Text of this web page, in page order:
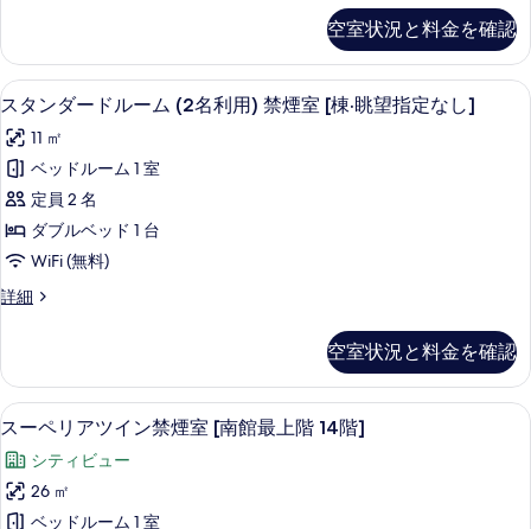
て
の
写
真
を
表
示
す
る
階
17
階
以
上】)
の
す
べ
て
真
を
表
示
す
詳
細
下]
の
す
べ
て
の
写
真
を
示
す
る
以
下]
の
詳
細
禁
煙
室
[本
館
高
層
階
17
上]
の
す
べ
て
ー
ム
(1
利
用)
禁
煙
室
[本
館
高
階
以
上]
の
詳
細
空室状況と料金を確認
ス
タ
ン
ダ
ー
ド
ー
(2
名
利
用)
禁
煙
羽毛の掛け布団、デスク、遮光カー
38
スタンダードルーム (2名利用) 禁煙室 [棟·眺望指定なし]
11 ㎡
ベッドルーム 1 室
定員 2 名
ダブルベッド 1 台
WiFi (無料)
詳細
ス
ー
ド
ル
ム
(2
名
空室状況と料金を確認
ス
ー
ペ
リ
スーペリアツイン禁煙室 [南館最上
35
スーペリアツイン禁煙室 [南館最上階 14階]
シティビュー
26 ㎡
ベッドルーム 1 室